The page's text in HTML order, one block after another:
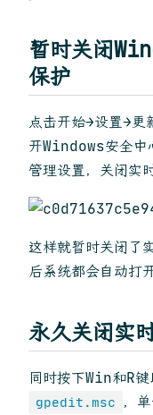
暂时关闭
保护
点击开始→设置→更
开Windows安全中
管理设置，关闭实
这样就暂时关闭了
后系统都会自动打
永久关闭实
同时按下Win和R
gpedit.msc
，